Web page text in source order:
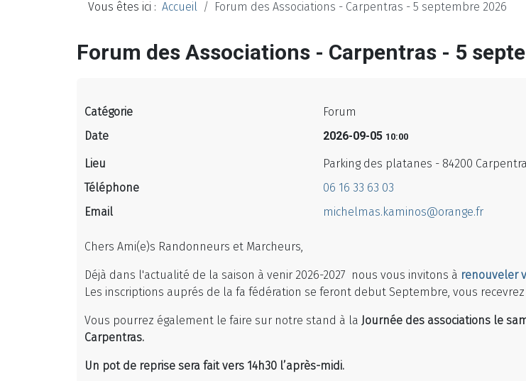
Vous êtes ici : Accueil Forum des Associations - Carpentras - 5 septembre 2026
Forum des Associations - Carpentras - 5
Catégorie
Forum
Date
2026-09-05 10:00
Lieu
Parking des platanes - 84200
Téléphone
06 16 33 63 03
Email
michelmas.kaminos@orange.fr
Chers Ami(e)s Randonneurs et Marcheurs,
Déjà dans l'actualité de la saison à venir 2026-2027 nous vous invitons à renouveler
Les inscriptions auprés de la fa fédération se feront debut Septembre, vous
Vous pourrez également le faire sur notre stand à la Journée des associations le
Carpentras.
Un pot de reprise sera fait vers 14h30 l’après-midi.